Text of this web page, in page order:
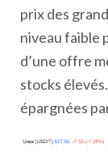
prix des
niveau faible
d’une offre
stocks
épargnées